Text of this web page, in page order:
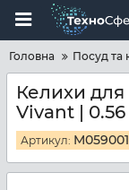
Головна Посуд та
Келихи
Vivant |
Артикул: